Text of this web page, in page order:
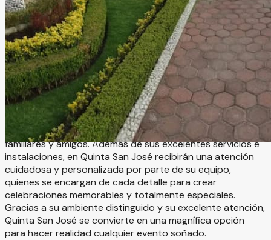
Información
Quinta San José es un elegante espacio para eventos
diseñado especialmente para celebrar bodas y momentos
inolvidables en un ambiente lleno de romanticismo,
sofisticación y encanto. Cada rincón de este exclusivo
recinto transmite elegancia y calidez, ofreciendo el
escenario perfecto para bodas, XV años, aniversarios,
graduaciones y eventos sociales especiales junto a
familiares y amigos. Además de sus excelentes servicios e
instalaciones, en Quinta San José recibirán una atención
cuidadosa y personalizada por parte de su equipo,
quienes se encargan de cada detalle para crear
celebraciones memorables y totalmente especiales.
Gracias a su ambiente distinguido y su excelente atención,
Quinta San José se convierte en una magnífica opción
para hacer realidad cualquier evento soñado.